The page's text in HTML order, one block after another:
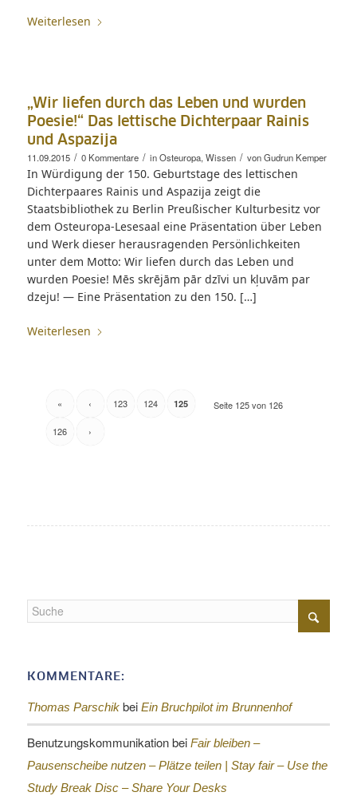
Weiterlesen
„Wir liefen durch das Leben und wurden
Poesie!“ Das lettische Dichterpaar Rainis
und Aspazija
11.09.2015 / 0 Kommentare / inOsteuropa, Wissen / vonGudrun Kemper
In Würdigung der 150. Geburtstage des lettischen
Dichterpaares Rainis und Aspazija zeigt die
Staatsbibliothek zu Berlin Preußischer Kulturbesitz vor
dem Osteuropa-Lesesaal eine Präsentation über Leben
und Werk dieser herausragenden Persönlichkeiten
unter dem Motto: Wir liefen durch das Leben und
wurden Poesie! Mēs skrējām pār dzīvi un kļuvām par
dzeju! — Eine Präsentation zu den 150. […]
Weiterlesen
Seite 125 von 126
« ‹ 123 124 125
126 ›
KOMMENTARE:
Thomas Parschikbei Ein Bruchpilot im Brunnenhof
Benutzungskommunikationbei Fair bleiben –
Pausenscheibe nutzen – Plätze teilen | Stay fair – Use the
Study Break Disc – Share Your Desks